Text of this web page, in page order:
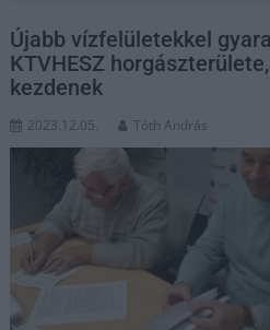
Újabb vízfelületekkel
KTVHESZ
kezdenek
2023.12.05. Tóth András